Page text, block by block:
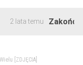
temu Zakończono
[ZDJĘCIA]